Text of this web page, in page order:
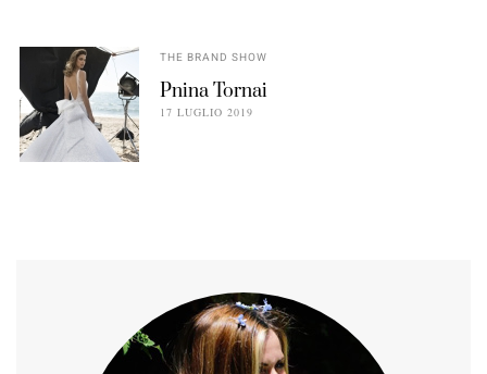
THE BRAND SHOW
Pnina Tornai
17 LUGLIO 2019